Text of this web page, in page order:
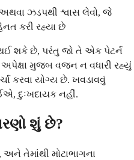
ઝડપથી શ્વાસ લેવો, જે
કરી રહ્યા છે
શકે છે, પરંતુ જો તે એક પેટર્ન
મુજબ વજન ન વધારી રહ્યું
કરવા યોગ્ય છે. ખવડાવવું
દુઃખદાયક નહીં.
શું છે?
તેમાંથી મોટાભાગના